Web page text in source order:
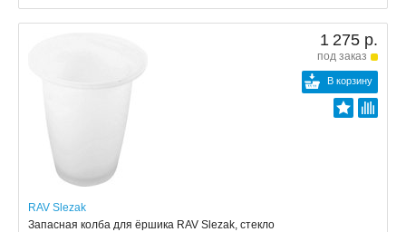
1 275 р.
под заказ
В корзину
RAV Slezak
Запасная колба для ёршика RAV Slezak, стекло